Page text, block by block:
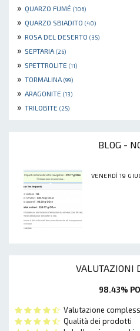
» QUARZO FUMÉ (106)
» QUARZO SBIADITO (40)
» ROSA DEL DESERTO (35)
» SEPTARIA (26)
» SPETTROLITE (11)
» TORMALINA (99)
» ARAGONITE (13)
» TRILOBITE (25)
BLOG -
VENERDÌ 19
VALUTAZIONI
98.43%
Valutazione
Qualità dei prodotti